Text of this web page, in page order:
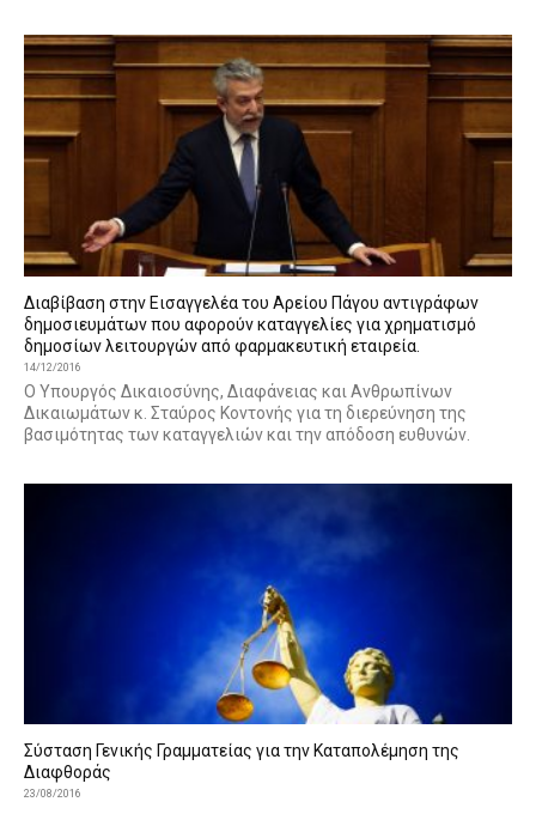
Διαβίβαση στην Εισαγγελέα του Αρείου Πάγου αντιγράφων
δημοσιευμάτων που αφορούν καταγγελίες για χρηματισμό
δημοσίων λειτουργών από φαρμακευτική εταιρεία.
14/12/2016
Ο Υπουργός Δικαιοσύνης, Διαφάνειας και Ανθρωπίνων
Δικαιωμάτων κ. Σταύρος Κοντονής για τη διερεύνηση της
βασιμότητας των καταγγελιών και την απόδοση ευθυνών.
Σύσταση Γενικής Γραμματείας για την Καταπολέμηση της
Διαφθοράς
23/08/2016